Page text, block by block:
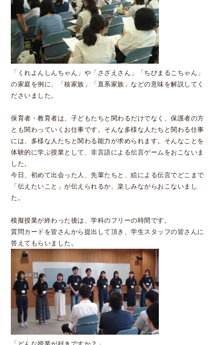
「くれよんしんちゃん」や「さざえさん」「ちびまるこちゃん」
の家庭を例に、「核家族」「直系家族」などの意味を解説してく
ださいました。
保育者・教育者は、子どもたちと関わるだけでなく、保護者の方
とも関わっていくお仕事です。そんな多様な人たちと関わる仕事
には、多様な人たちと関わる能力が求められます。そんなことを
体験的に学ぶ授業として、非言語による伝言ゲームをおこないま
した。
今日、初めて出会った人、先輩たちと、絵による伝言でどこまで
「伝えたいこと」が伝えられるか、楽しみながらおこないまし
た。
模擬授業が終わった後は、学科のフリーの時間です。
質問カードを皆さんから提出して頂き、学生スタッフの皆さんに
答えてもらいました。